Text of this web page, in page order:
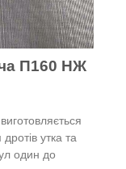
П160 НЖ
утка та
один до